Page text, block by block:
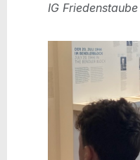
IG Frie­dens­tau­be